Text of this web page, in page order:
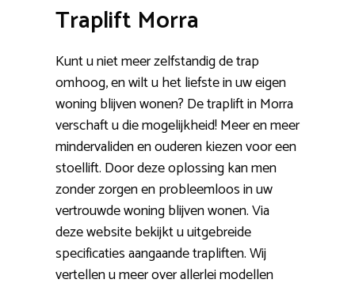
Traplift Morra
Kunt u niet meer zelfstandig de trap
omhoog, en wilt u het liefste in uw eigen
woning blijven wonen? De traplift in Morra
verschaft u die mogelijkheid! Meer en meer
mindervaliden en ouderen kiezen voor een
stoellift. Door deze oplossing kan men
zonder zorgen en probleemloos in uw
vertrouwde woning blijven wonen. Via
deze website bekijkt u uitgebreide
specificaties aangaande trapliften. Wij
vertellen u meer over allerlei modellen